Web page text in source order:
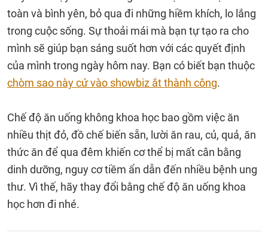
toàn và bình yên, bỏ qua đi những hiềm khích, lo lắng
trong cuộc sống. Sự thoải mái mà bạn tự tạo ra cho
mình sẽ giúp bạn sáng suốt hơn với các quyết định
của mình trong ngày hôm nay. Bạn có biết bạn thuộc
chòm sao này cứ vào showbiz ắt thành công.
Chế độ ăn uống không khoa học bao gồm việc ăn
nhiều thịt đỏ, đồ chế biến sẵn, lười ăn rau, củ, quả, ăn
thức ăn để qua đêm khiến cơ thể bị mất cân bằng
dinh dưỡng, nguy cơ tiềm ẩn dẫn đến nhiều bệnh ung
thư. Vì thế, hãy thay đổi bằng chế độ ăn uống khoa
học hơn đi nhé.